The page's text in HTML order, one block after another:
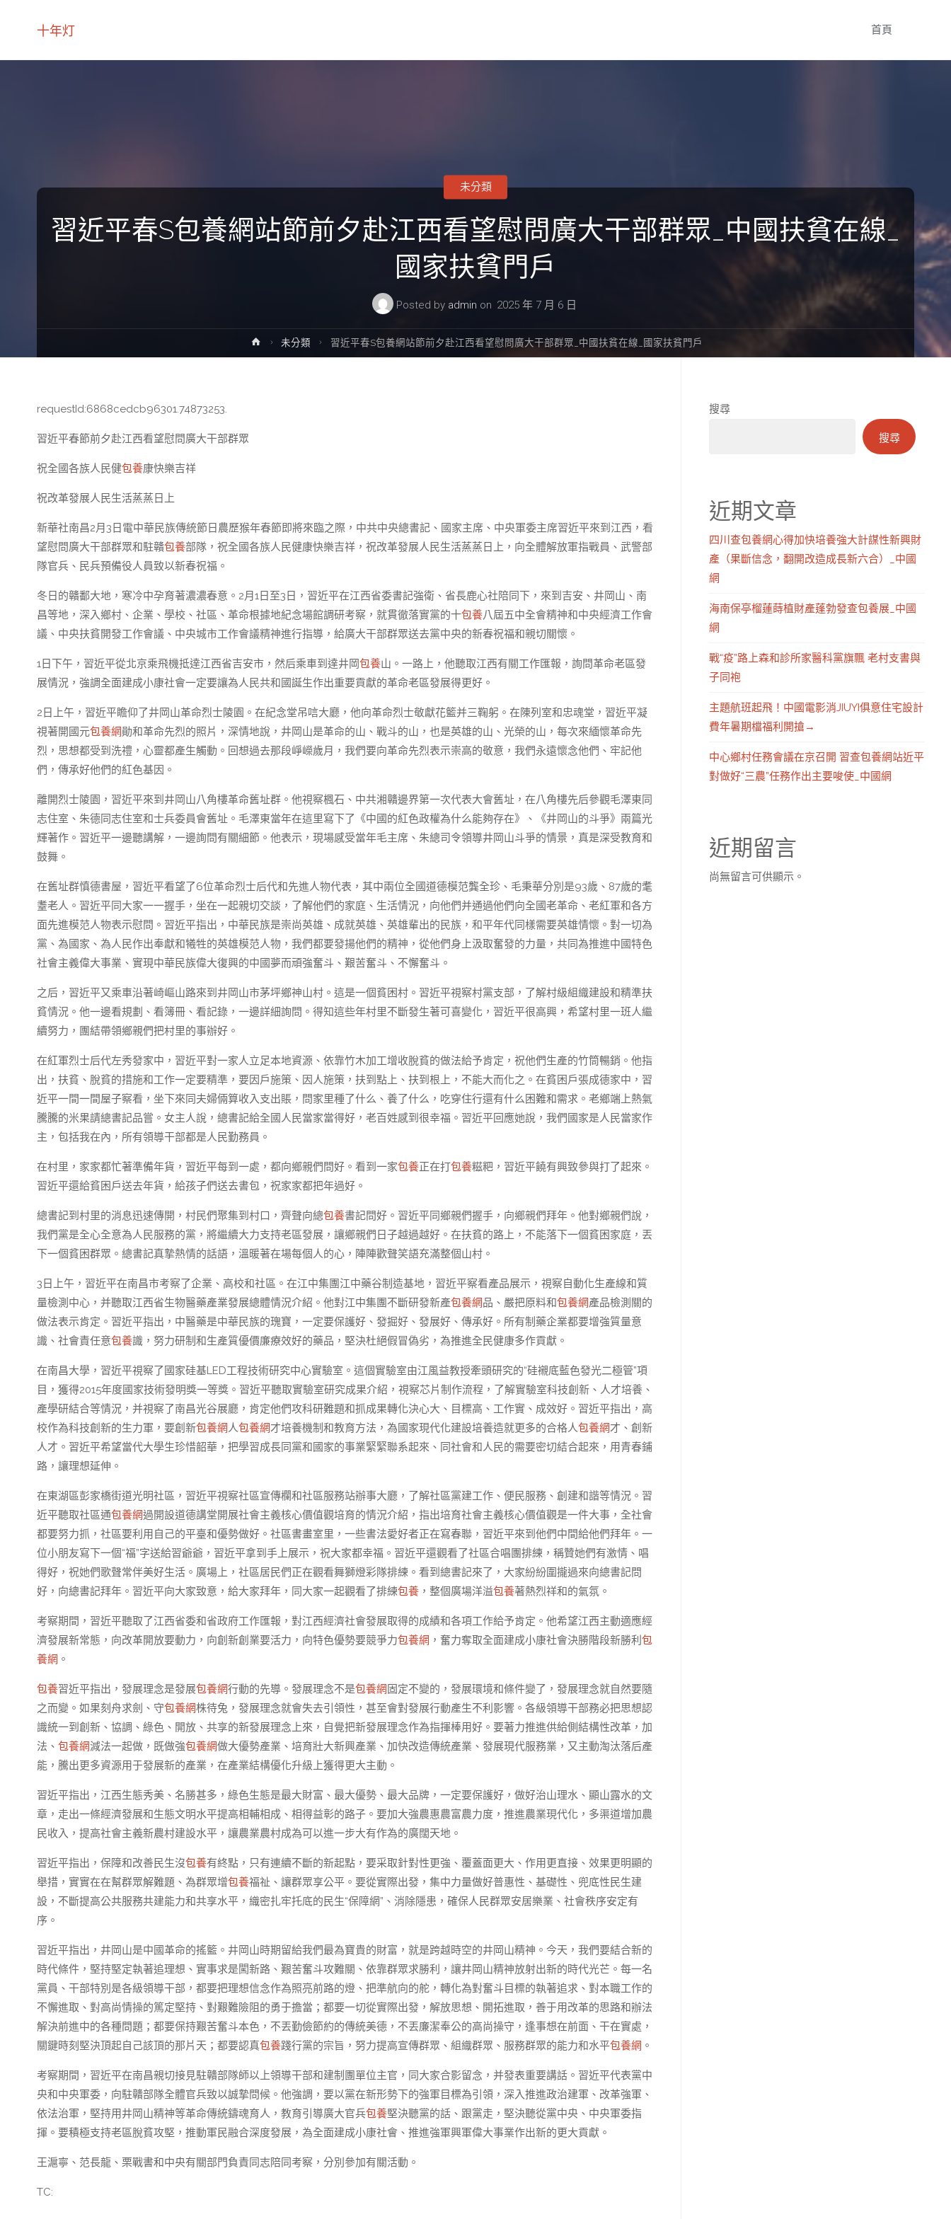
十年灯 首頁
習近平春S包養網站節前夕赴江西看望慰問廣大干部群眾_中國扶貧在線_
國家扶貧門戶
Posted by admin on 2025 年 7 月 6 日
未分類
Home未分類 習近平春S包養網站節前夕赴江西看望慰問廣大干部群眾_中國扶貧在線_國家扶貧門戶
requestId:6868cedcb96301.74873253.
習近平春節前夕赴江西看望慰問廣大干部群眾
祝全國各族人民健包養康快樂吉祥
祝改革發展人民生活蒸蒸日上
新華社南昌2月3日電中華民族傳統節日農歷猴年春節即將來臨之際，中共中央總書記、國家主席、中央軍委主席習近平來到江西，看
望慰問廣大干部群眾和駐贛包養部隊，祝全國各族人民健康快樂吉祥，祝改革發展人民生活蒸蒸日上，向全體解放軍指戰員、武警部
隊官兵、民兵預備役人員致以新春祝福。
冬日的贛鄱大地，寒冷中孕育著濃濃春意。2月1日至3日，習近平在江西省委書記強衛、省長鹿心社陪同下，來到吉安、井岡山、南
昌等地，深入鄉村、企業、學校、社區、革命根據地紀念場館調研考察，就貫徹落實黨的十包養八屆五中全會精神和中央經濟工作會
議、中央扶貧開發工作會議、中央城市工作會議精神進行指導，給廣大干部群眾送去黨中央的新春祝福和親切關懷。
1日下午，習近平從北京乘飛機抵達江西省吉安市，然后乘車到達井岡包養山。一路上，他聽取江西有關工作匯報，詢問革命老區發
展情況，強調全面建成小康社會一定要讓為人民共和國誕生作出重要貢獻的革命老區發展得更好。
2日上午，習近平瞻仰了井岡山革命烈士陵園。在紀念堂吊唁大廳，他向革命烈士敬獻花籃并三鞠躬。在陳列室和忠魂堂，習近平凝
視著開國元包養網勛和革命先烈的照片，深情地說，井岡山是革命的山、戰斗的山，也是英雄的山、光榮的山，每次來緬懷革命先
烈，思想都受到洗禮，心靈都產生觸動。回想過去那段崢嶸歲月，我們要向革命先烈表示崇高的敬意，我們永遠懷念他們、牢記他
們，傳承好他們的紅色基因。
離開烈士陵園，習近平來到井岡山八角樓革命舊址群。他視察楓石、中共湘贛邊界第一次代表大會舊址，在八角樓先后參觀毛澤東同
志住室、朱德同志住室和士兵委員會舊址。毛澤東當年在這里寫下了《中國的紅色政權為什么能夠存在》、《井岡山的斗爭》兩篇光
輝著作。習近平一邊聽講解，一邊詢問有關細節。他表示，現場感受當年毛主席、朱總司令領導井岡山斗爭的情景，真是深受教育和
鼓舞。
在舊址群慎德書屋，習近平看望了6位革命烈士后代和先進人物代表，其中兩位全國道德模范龔全珍、毛秉華分別是93歲、87歲的耄
耋老人。習近平同大家一一握手，坐在一起親切交談，了解他們的家庭、生活情況，向他們并通過他們向全國老革命、老紅軍和各方
面先進模范人物表示慰問。習近平指出，中華民族是崇尚英雄、成就英雄、英雄輩出的民族，和平年代同樣需要英雄情懷。對一切為
黨、為國家、為人民作出奉獻和犧牲的英雄模范人物，我們都要發揚他們的精神，從他們身上汲取奮發的力量，共同為推進中國特色
社會主義偉大事業、實現中華民族偉大復興的中國夢而頑強奮斗、艱苦奮斗、不懈奮斗。
之后，習近平又乘車沿著崎嶇山路來到井岡山市茅坪鄉神山村。這是一個貧困村。習近平視察村黨支部，了解村級組織建設和精準扶
貧情況。他一邊看規劃、看簿冊、看記錄，一邊詳細詢問。得知這些年村里不斷發生著可喜變化，習近平很高興，希望村里一班人繼
續努力，團結帶領鄉親們把村里的事辦好。
在紅軍烈士后代左秀發家中，習近平對一家人立足本地資源、依靠竹木加工增收脫貧的做法給予肯定，祝他們生產的竹筒暢銷。他指
出，扶貧、脫貧的措施和工作一定要精準，要因戶施策、因人施策，扶到點上、扶到根上，不能大而化之。在貧困戶張成德家中，習
近平一間一間屋子察看，坐下來同夫婦倆算收入支出賬，問家里種了什么、養了什么，吃穿住行還有什么困難和需求。老鄉端上熱氣
騰騰的米果請總書記品嘗。女主人說，總書記給全國人民當家當得好，老百姓感到很幸福。習近平回應她說，我們國家是人民當家作
主，包括我在內，所有領導干部都是人民勤務員。
在村里，家家都忙著準備年貨，習近平每到一處，都向鄉親們問好。看到一家包養正在打包養糍粑，習近平饒有興致參與打了起來。
習近平還給貧困戶送去年貨，給孩子們送去書包，祝家家都把年過好。
總書記到村里的消息迅速傳開，村民們聚集到村口，齊聲向總包養書記問好。習近平同鄉親們握手，向鄉親們拜年。他對鄉親們說，
我們黨是全心全意為人民服務的黨，將繼續大力支持老區發展，讓鄉親們日子越過越好。在扶貧的路上，不能落下一個貧困家庭，丟
下一個貧困群眾。總書記真摯熱情的話語，溫暖著在場每個人的心，陣陣歡聲笑語充滿整個山村。
3日上午，習近平在南昌市考察了企業、高校和社區。在江中集團江中藥谷制造基地，習近平察看產品展示，視察自動化生產線和質
量檢測中心，并聽取江西省生物醫藥產業發展總體情況介紹。他對江中集團不斷研發新產包養網品、嚴把原料和包養網產品檢測關的
做法表示肯定。習近平指出，中醫藥是中華民族的瑰寶，一定要保護好、發掘好、發展好、傳承好。所有制藥企業都要增強質量意
識、社會責任意包養識，努力研制和生產質優價廉療效好的藥品，堅決杜絕假冒偽劣，為推進全民健康多作貢獻。
在南昌大學，習近平視察了國家硅基LED工程技術研究中心實驗室。這個實驗室由江風益教授牽頭研究的“硅襯底藍色發光二極管”項
目，獲得2015年度國家技術發明獎一等獎。習近平聽取實驗室研究成果介紹，視察芯片制作流程，了解實驗室科技創新、人才培養、
產學研結合等情況，并視察了南昌光谷展廳，肯定他們攻科研難題和抓成果轉化決心大、目標高、工作實、成效好。習近平指出，高
校作為科技創新的生力軍，要創新包養網人包養網才培養機制和教育方法，為國家現代化建設培養造就更多的合格人包養網才、創新
人才。習近平希望當代大學生珍惜韶華，把學習成長同黨和國家的事業緊緊聯系起來、同社會和人民的需要密切結合起來，用青春鋪
路，讓理想延伸。
在東湖區彭家橋街道光明社區，習近平視察社區宣傳欄和社區服務站辦事大廳，了解社區黨建工作、便民服務、創建和諧等情況。習
近平聽取社區通包養網過開設道德講堂開展社會主義核心價值觀培育的情況介紹，指出培育社會主義核心價值觀是一件大事，全社會
都要努力抓，社區要利用自己的平臺和優勢做好。社區書畫室里，一些書法愛好者正在寫春聯，習近平來到他們中間給他們拜年。一
位小朋友寫下一個“福”字送給習爺爺，習近平拿到手上展示，祝大家都幸福。習近平還觀看了社區合唱團排練，稱贊她們有激情、唱
得好，祝她們歌聲常伴美好生活。廣場上，社區居民們正在觀看舞獅燈彩隊排練。看到總書記來了，大家紛紛圍攏過來向總書記問
好，向總書記拜年。習近平向大家致意，給大家拜年，同大家一起觀看了排練包養 ，整個廣場洋溢包養著熱烈祥和的氣氛。
考察期間，習近平聽取了江西省委和省政府工作匯報，對江西經濟社會發展取得的成績和各項工作給予肯定。他希望江西主動適應經
濟發展新常態，向改革開放要動力，向創新創業要活力，向特色優勢要競爭力包養網 ，奮力奪取全面建成小康社會決勝階段新勝利 包
養網 。
包養習近平指出，發展理念是發展包養網行動的先導。發展理念不是包養網 固定不變的，發展環境和條件變了，發展理念就自然要隨
之而變。如果刻舟求劍、守包養網株待兔，發展理念就會失去引領性，甚至會對發展行動產生不利影響。各級領導干部務必把思想認
識統一到創新、協調、綠色、開放、共享的新發展理念上來，自覺把新發展理念作為指揮棒用好。要著力推進供給側結構性改革，加
法、 包養網減法一起做，既做強包養網做大優勢產業、培育壯大新興產業、加快改造傳統產業、發展現代服務業，又主動淘汰落后產
能，騰出更多資源用于發展新的產業，在產業結構優化升級上獲得更大主動。
習近平指出，江西生態秀美、名勝甚多，綠色生態是最大財富、最大優勢、最大品牌，一定要保護好，做好治山理水、顯山露水的文
章，走出一條經濟發展和生態文明水平提高相輔相成、相得益彰的路子。要加大強農惠農富農力度，推進農業現代化，多渠道增加農
民收入，提高社會主義新農村建設水平，讓農業農村成為可以進一步大有作為的廣闊天地。
習近平指出，保障和改善民生沒包養有終點，只有連續不斷的新起點，要采取針對性更強、覆蓋面更大、作用更直接、效果更明顯的
舉措，實實在在幫群眾解難題、為群眾增包養福祉、讓群眾享公平。要從實際出發，集中力量做好普惠性、基礎性、兜底性民生建
設，不斷提高公共服務共建能力和共享水平，織密扎牢托底的民生“保障網”、消除隱患，確保人民群眾安居樂業、社會秩序安定有
序。
習近平指出，井岡山是中國革命的搖籃。井岡山時期留給我們最為寶貴的財富，就是跨越時空的井岡山精神。今天，我們要結合新的
時代條件，堅持堅定執著追理想、實事求是闖新路、艱苦奮斗攻難關、依靠群眾求勝利，讓井岡山精神放射出新的時代光芒。每一名
黨員、干部特別是各級領導干部，都要把理想信念作為照亮前路的燈、把準航向的舵，轉化為對奮斗目標的執著追求、對本職工作的
不懈進取、對高尚情操的篤定堅持、對艱難險阻的勇于擔當；都要一切從實際出發，解放思想、開拓進取，善于用改革的思路和辦法
解決前進中的各種問題；都要保持艱苦奮斗本色，不丟勤儉節約的傳統美德，不丟廉潔奉公的高尚操守，逢事想在前面、干在實處，
關鍵時刻堅決頂起自己該頂的那片天；都要認真包養踐行黨的宗旨，努力提高宣傳群眾、組織群眾、服務群眾的能力和水平包養網 。
考察期間，習近平在南昌親切接見駐贛部隊師以上領導干部和建制團單位主官，同大家合影留念，并發表重要講話。習近平代表黨中
央和中央軍委，向駐贛部隊全體官兵致以誠摯問候。他強調，要以黨在新形勢下的強軍目標為引領，深入推進政治建軍、改革強軍、
依法治軍，堅持用井岡山精神等革命傳統鑄魂育人，教育引導廣大官兵包養堅決聽黨的話、跟黨走，堅決聽從黨中央、中央軍委指
揮。要積極支持老區脫貧攻堅，推動軍民融合深度發展，為全面建成小康社會、推進強軍興軍偉大事業作出新的更大貢獻。
王滬寧、范長龍、栗戰書和中央有關部門負責同志陪同考察，分別參加有關活動。
TC:
搜尋
搜尋
近期文章
四川查包養網心得加快培養強大計謀性新興財
產（果斷信念，翻開改造成長新六合）_中國
網
海南保亭榴蓮蒔植財產蓬勃發查包養展_中國
網
戰“疫”路上森和診所家醫科黨旗飄 老村支書與
子同袍
主題航班起飛！中國電影消JIUYI俱意住宅設計
費年暑期檔福利開搶→
中心鄉村任務會議在京召開 習查包養網站近平
對做好“三農”任務作出主要唆使_中國網
近期留言
尚無留言可供顯示。